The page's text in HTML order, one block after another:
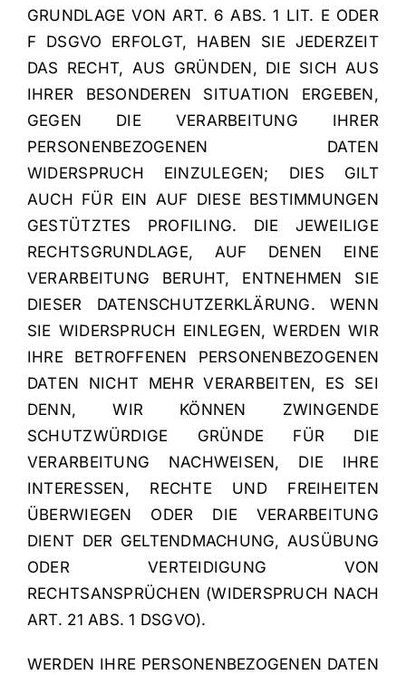
GRUNDLAGE VON ART. 6 ABS. 1 LIT. E ODER
F DSGVO ERFOLGT, HABEN SIE JEDERZEIT
DAS RECHT, AUS GRÜNDEN, DIE SICH AUS
IHRER BESONDEREN SITUATION ERGEBEN,
GEGEN DIE VERARBEITUNG IHRER
PERSONENBEZOGENEN DATEN
WIDERSPRUCH EINZULEGEN; DIES GILT
AUCH FÜR EIN AUF DIESE BESTIMMUNGEN
GESTÜTZTES PROFILING. DIE JEWEILIGE
RECHTSGRUNDLAGE, AUF DENEN EINE
VERARBEITUNG BERUHT, ENTNEHMEN SIE
DIESER DATENSCHUTZERKLÄRUNG. WENN
SIE WIDERSPRUCH EINLEGEN, WERDEN WIR
IHRE BETROFFENEN PERSONENBEZOGENEN
DATEN NICHT MEHR VERARBEITEN, ES SEI
DENN, WIR KÖNNEN ZWINGENDE
SCHUTZWÜRDIGE GRÜNDE FÜR DIE
VERARBEITUNG NACHWEISEN, DIE IHRE
INTERESSEN, RECHTE UND FREIHEITEN
ÜBERWIEGEN ODER DIE VERARBEITUNG
DIENT DER GELTENDMACHUNG, AUSÜBUNG
ODER VERTEIDIGUNG VON
RECHTSANSPRÜCHEN (WIDERSPRUCH NACH
ART. 21 ABS. 1 DSGVO).
WERDEN IHRE PERSONENBEZOGENEN DATEN